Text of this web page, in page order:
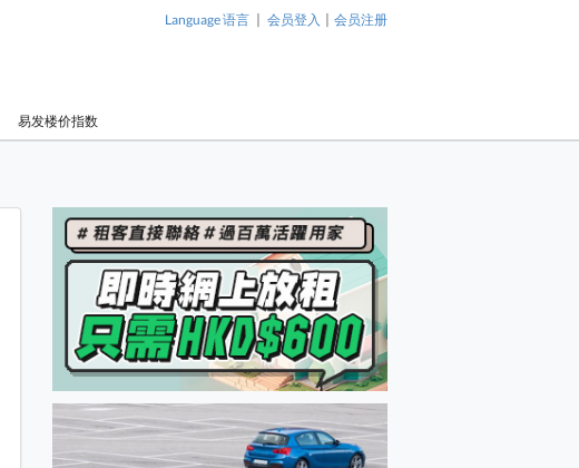
Language 语言 | 会员登入 | 会员注册
易发楼价指数